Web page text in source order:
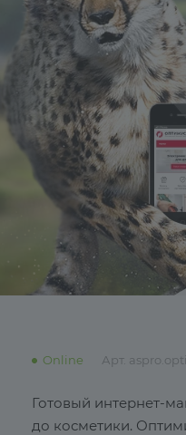
Online Арт.
Готовый интернет-
до косметики.